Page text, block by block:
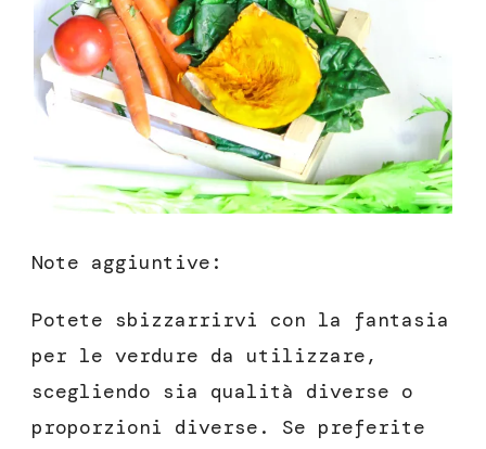
Note aggiuntive:
Potete sbizzarrirvi con la fantasia
per le verdure da utilizzare,
scegliendo sia qualità diverse o
proporzioni diverse. Se preferite